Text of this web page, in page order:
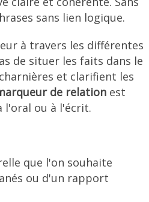
sans lien logique.
à travers les différentes
de situer les faits dans le
et clarifient les
de relation est
l'oral ou à l'écrit.
que l'on souhaite
ou d'un rapport